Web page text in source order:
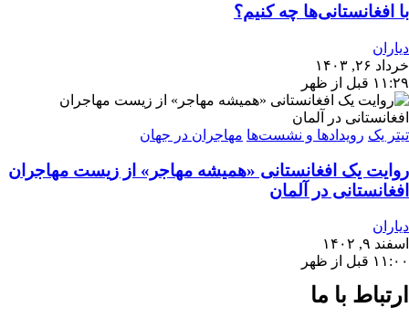
با افغانستانی‌ها چه کنیم؟
دیاران
خرداد ۲۶, ۱۴۰۳
۱۱:۲۹ قبل از ظهر
تیتر یک رویدادها و نشست‌ها مهاجران در جهان
روایت یک افغانستانی «همیشه مهاجر» از زیست مهاجران
افغانستانی در آلمان
دیاران
اسفند ۹, ۱۴۰۲
۱۱:۰۰ قبل از ظهر
ارتباط با ما